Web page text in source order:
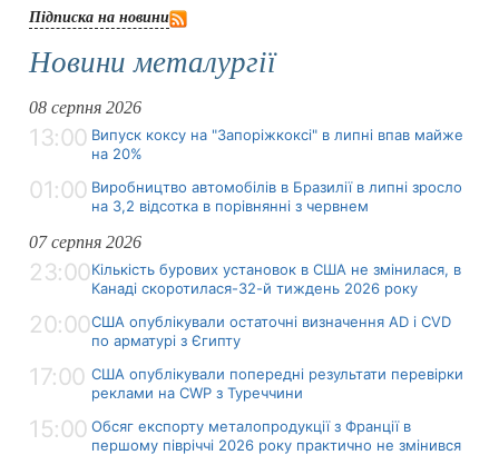
Підписка на новини
Новини металургії
08 серпня 2026
13:00 Випуск коксу на "Запоріжкоксі" в липні впав майже
на 20%
01:00 Виробництво автомобілів в Бразилії в липні зросло
на 3,2 відсотка в порівнянні з червнем
07 серпня 2026
23:00Кількість бурових установок в США не змінилася, в
Канаді скоротилася-32-й тиждень 2026 року
20:00США опублікували остаточні визначення AD і CVD
по арматурі з Єгипту
17:00 США опублікували попередні результати перевірки
реклами на CWP з Туреччини
15:00 Обсяг експорту металопродукції з Франції в
першому півріччі 2026 року практично не змінився